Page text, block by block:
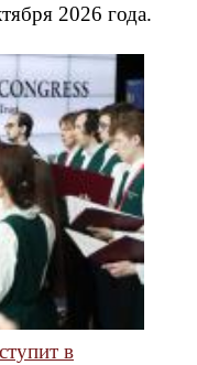
2026 года.
в